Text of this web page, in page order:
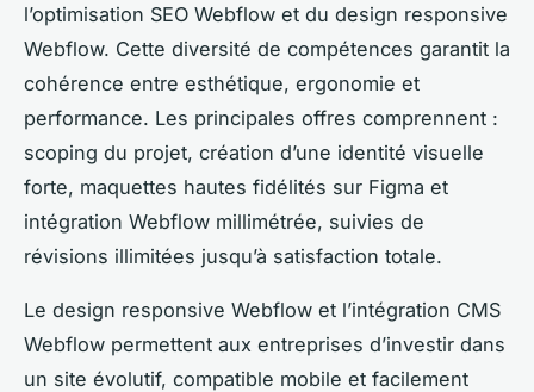
l’optimisation SEO Webflow et du design responsive
Webflow. Cette diversité de compétences garantit la
cohérence entre esthétique, ergonomie et
performance. Les principales offres comprennent :
scoping du projet, création d’une identité visuelle
forte, maquettes hautes fidélités sur Figma et
intégration Webflow millimétrée, suivies de
révisions illimitées jusqu’à satisfaction totale.
Le design responsive Webflow et l’intégration CMS
Webflow permettent aux entreprises d’investir dans
un site évolutif, compatible mobile et facilement